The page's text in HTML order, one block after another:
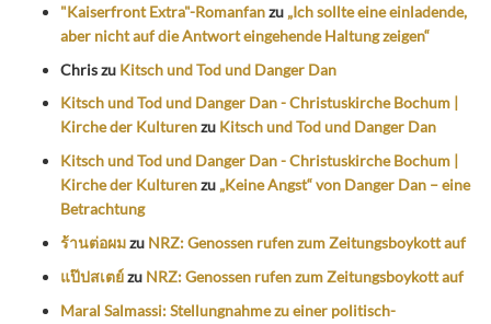
"Kaiserfront Extra"-Romanfanzu „Ich sollte eine einladende,
aber nicht auf die Antwort eingehende Haltung zeigen“
Chriszu Kitsch und Tod und Danger Dan
Kitsch und Tod und Danger Dan - Christuskirche Bochum |
Kirche der Kulturenzu Kitsch und Tod und Danger Dan
Kitsch und Tod und Danger Dan - Christuskirche Bochum |
Kirche der Kulturenzu „Keine Angst“ von Danger Dan – eine
Betrachtung
ร้านต่อผมzu NRZ: Genossen rufen zum Zeitungsboykott auf
แป๊ปสเตย์zu NRZ: Genossen rufen zum Zeitungsboykott auf
Maral Salmassi: Stellungnahme zu einer politisch-